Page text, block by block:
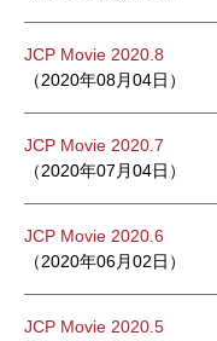
JCP Movie 2020.8
（2020年08月04日）
JCP Movie 2020.7
（2020年07月04日）
JCP Movie 2020.6
（2020年06月02日）
JCP Movie 2020.5